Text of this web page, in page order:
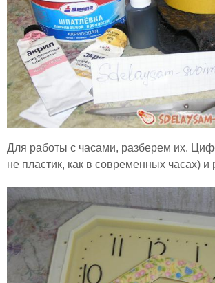
Для работы с часами, разберем их.
не пластик, как в современных часах) и